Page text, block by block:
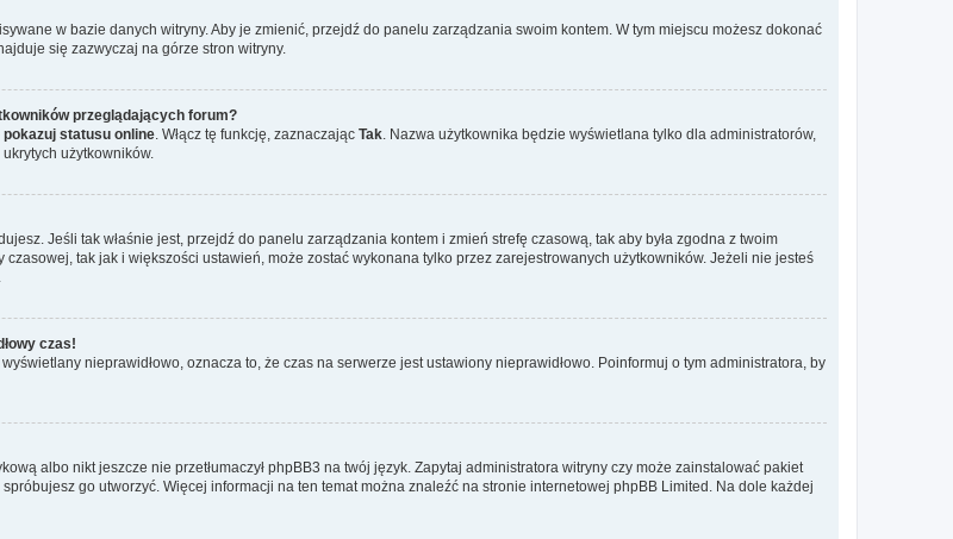
w bazie danych witryny. Aby je zmienić, przejdź do panelu zarządzania swoim kontem. W tym miejscu możesz dokonać
się zazwyczaj na górze stron witryny.
przeglądających forum?
pokazuj statusu online . Włącz tę funkcję, zaznaczając Tak . Nazwa użytkownika będzie wyświetlana tylko dla administratorów,
użytkowników.
Jeśli tak właśnie jest, przejdź do panelu zarządzania kontem i zmień strefę czasową, tak aby była zgodna z twoim
tak jak i większości ustawień, może zostać wykonana tylko przez zarejestrowanych użytkowników. Jeżeli nie jesteś
czas!
nieprawidłowo, oznacza to, że czas na serwerze jest ustawiony nieprawidłowo. Poinformuj o tym administratora, by
albo nikt jeszcze nie przetłumaczył phpBB3 na twój język. Zapytaj administratora witryny czy może zainstalować pakiet
go utworzyć. Więcej informacji na ten temat można znaleźć na stronie internetowej phpBB Limited. Na dole każdej